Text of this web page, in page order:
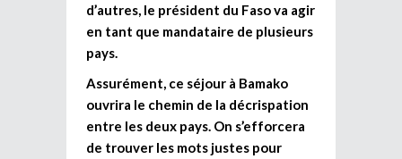
d’autres, le président du Faso va agir
en tant que mandataire de plusieurs
pays.
Assurément, ce séjour à Bamako
ouvrira le chemin de la décrispation
entre les deux pays. On s’efforcera
de trouver les mots justes pour